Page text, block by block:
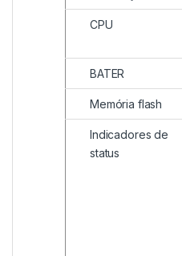
CPU
BATER
Memória flash
Indicadores de
status